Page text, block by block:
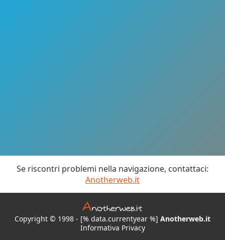
Se riscontri problemi nella navigazione, contattaci:
Anotherweb.it
Copyright © 1998 - [% data.currentyear %] Anotherweb.it
Informativa Privacy